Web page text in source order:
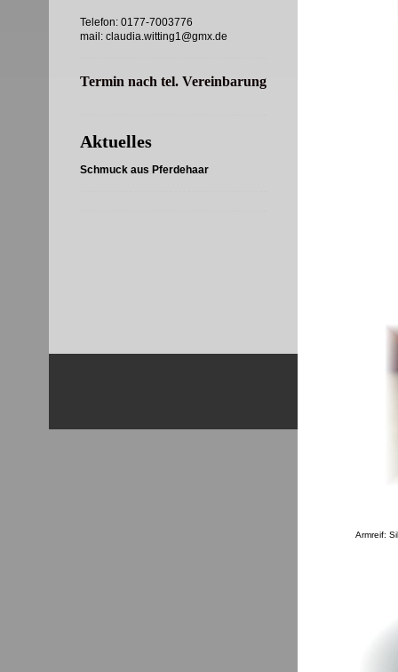
Telefon: 0177-7003776
mail: claudia.witting1@gmx.de
Termin nach tel. Vereinbarung
Aktuelles
Schmuck aus Pferdehaar
Armreif: